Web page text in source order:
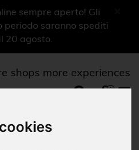
sempre aperto! Gli
periodo saranno spediti
20 agosto.
shops more experiences
0